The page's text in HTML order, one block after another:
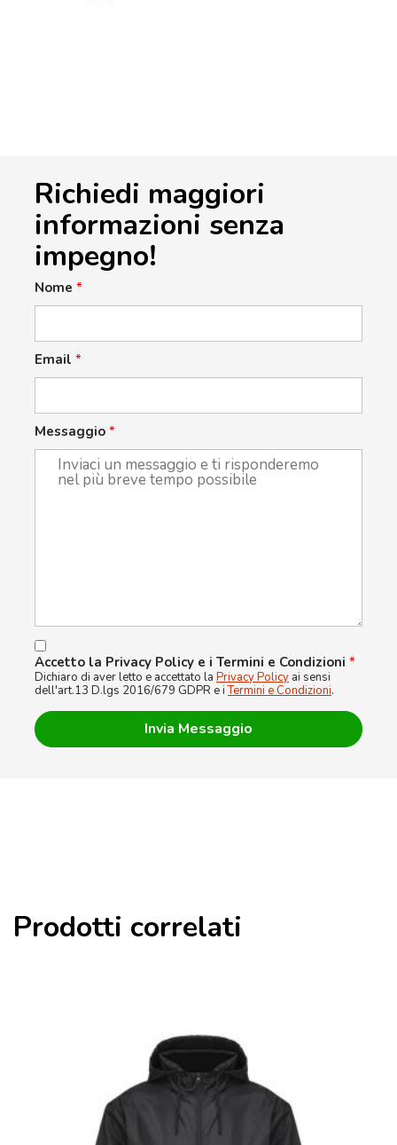
Richiedi maggiori
informazioni senza
impegno!
Nome *
Email *
Messaggio *
Accetto la Privacy Policy e i Termini e Condizioni *
Dichiaro di aver letto e accettato la Privacy Policy ai sensi
dell'art.13 D.lgs 2016/679 GDPR e iTermini e Condizioni.
Prodotti correlati